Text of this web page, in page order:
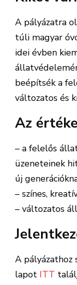
A pályázatra
túli magyar
idei évben
beépítsék a
változatos és
Az
– a felelős
üzeneteinek
új
– színes,
– változatos
A pályázathoz
lapot ITT